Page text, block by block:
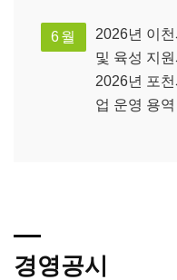
6월
2026년 이
및 육성 지
2026년 포
업 운영 용
경영공시